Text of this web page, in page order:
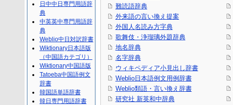
難読語辞典
外来語の言い換え提案
外国人名読み方字典
歌舞伎・浄瑠璃外題辞典
地名辞典
名字辞典
ウィキペディア小見出し辞書
Weblio日本語例文用例辞書
Weblio類語・言い換え辞書
研究社 新英和中辞典
日中中日専門用語辞
典
中英英中専門用語辞
典
Weblio中日対訳辞書
Wiktionary日本語版
（中国語カテゴリ）
Wiktionary中国語版
Tatoeba中国語例文
辞書
韓国語単語辞書
韓日専門用語辞書